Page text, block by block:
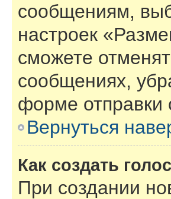
сообщениям,
настроек
сможете
сообщениях,
форме отправки
Вернуться
Как создать
При создании